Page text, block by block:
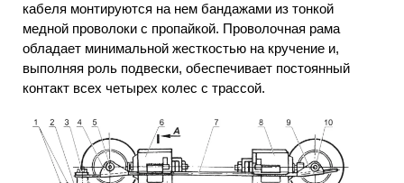
кабеля монтируются на нем бандажами из тонкой
медной проволоки с пропайкой. Проволочная рама
обладает минимальной жесткостью на кручение и,
выполняя роль подвески, обеспечивает постоянный
контакт всех четырех колес с трассой.